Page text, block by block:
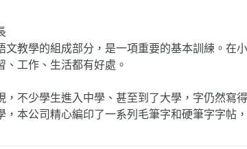
文教學的組成部分，是一項重要的基本訓練。在
、工作、生活都有好處。
，不少學生進入中學、甚至到了大學，字仍然寫
，本公司精心編印了一系列毛筆字和硬筆字字帖